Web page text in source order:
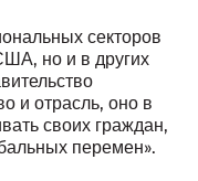
секторов
но и в других
и отрасль, оно в
своих граждан,
перемен».